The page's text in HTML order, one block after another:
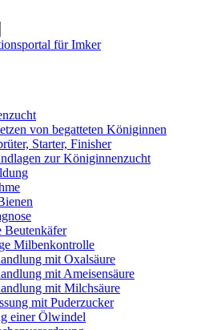
von begatteten Königinnen
Starter, Finisher
zur Königinnenzucht
Beutenkäfer
Milbenkontrolle
mit Oxalsäure
mit Ameisensäure
mit Milchsäure
mit Puderzucker
einer Ölwindel